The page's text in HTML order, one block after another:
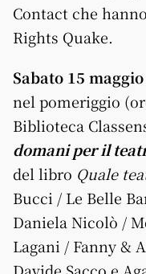
Contact che
Rights Quake.
Sabato 15 maggio
nel pomeriggio
Biblioteca
domani per il
del libro Quale
Bucci / Le Belle
Daniela Nicolò /
Lagani / Fanny &
Davide Sacco e